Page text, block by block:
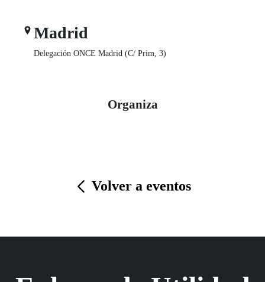
Madrid
Delegación ONCE Madrid (C/ Prim, 3)
Organiza
Volver a eventos